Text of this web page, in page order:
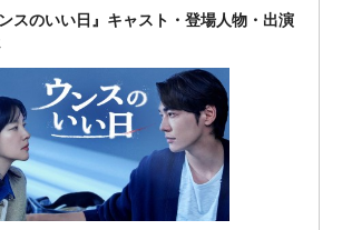
スのいい日』キャスト・登場人物・出演